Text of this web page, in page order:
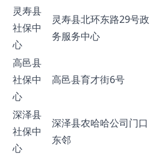
灵寿县
社保中
心
灵寿县北环东路29号政
务服务中心
高邑县
社保中
心
高邑县育才街6号
深泽县
社保中
心
深泽县农哈哈公司门口
东邻